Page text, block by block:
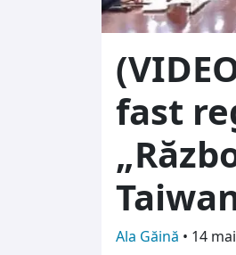
fast
Ala Găină • 14